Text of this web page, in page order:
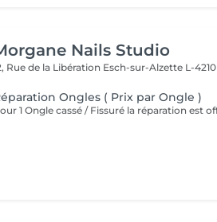
Nails Studio
Rue de la Libération Esch-sur-Alzette L-4210
Ongles ( Prix par Ongle )